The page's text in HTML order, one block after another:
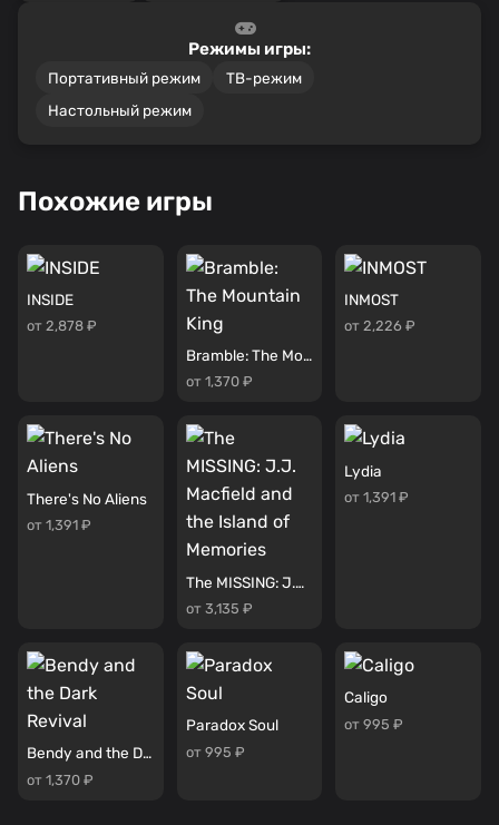
Режимы игры:
Портативный режим
ТВ-режим
Настольный режим
Похожие игры
INSIDE
от 2,878 ₽
Bramble: The Mountain King
от 1,370 ₽
INMOST
от 2,226 ₽
There's No Aliens
от 1,391 ₽
The MISSING: J.J. Macfield and the Island of Memories
от 3,135 ₽
Lydia
от 1,391 ₽
Bendy and the Dark Revival
от 1,370 ₽
Paradox Soul
от 995 ₽
Caligo
от 995 ₽